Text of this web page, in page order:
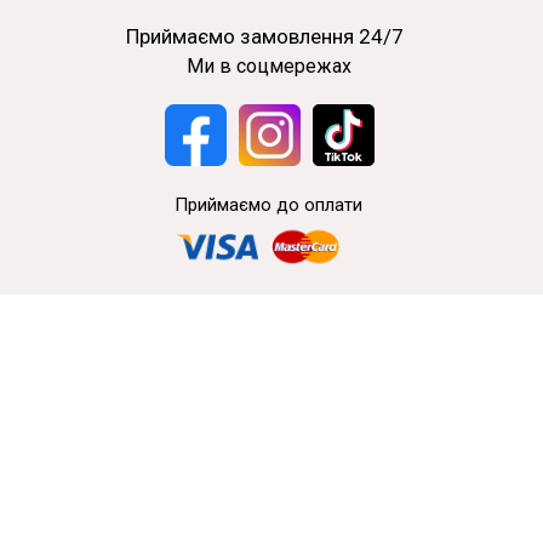
Приймаємо до оплати
Ми в соцмережах
Приймаємо замовлення 24/7